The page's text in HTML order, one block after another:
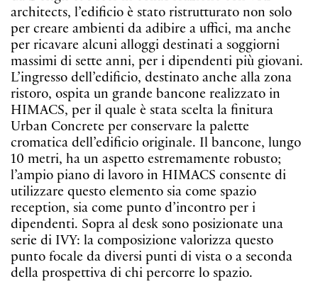
IVY I
Sospensioni cluster
architects, l’edificio è stato ristrutturato non solo
per creare ambienti da adibire a uffici, ma anche
per ricavare alcuni alloggi destinati a soggiorni
massimi di sette anni, per i dipendenti più giovani.
L’ingresso dell’edificio, destinato anche alla zona
ristoro, ospita un grande bancone realizzato in
HIMACS, per il quale è stata scelta la finitura
Urban Concrete per conservare la palette
cromatica dell’edificio originale. Il bancone, lungo
10 metri, ha un aspetto estremamente robusto;
l’ampio piano di lavoro in HIMACS consente di
utilizzare questo elemento sia come spazio
reception, sia come punto d’incontro per i
dipendenti. Sopra al desk sono posizionate una
serie di IVY: la composizione valorizza questo
punto focale da diversi punti di vista o a seconda
della prospettiva di chi percorre lo spazio.